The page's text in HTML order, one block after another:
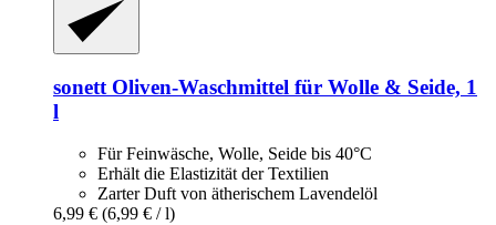
sonett Oliven-​Waschmittel für Wolle & Seide, 1
l
Für Feinwäsche, Wolle, Seide bis 40°C
Erhält die Elastizität der Textilien
Zarter Duft von ätherischem Lavendelöl
6,99 € (6,99 € / l)